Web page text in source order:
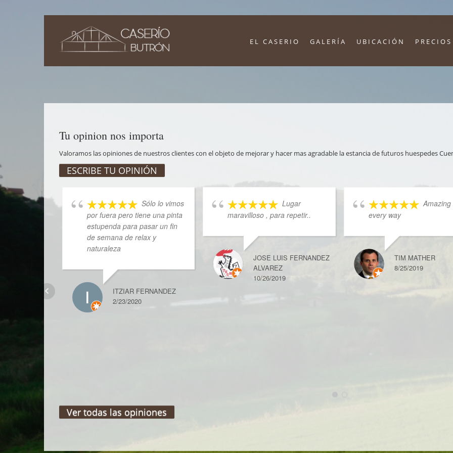
EL CASERIO GALERÍA UBICACIÓN PRECIOS
Tu opinion nos importa
Valoramos las opiniones de nuestros clientes con el objeto de mejorar y hacer mas agradable la estancia de futuros huespedes
ESCRIBE TU OPINIÓN
Sólo lo vimos
por fuera pero tiene una pinta
estupenda para pasar un fin
de semana de relax y
naturaleza
ITZIAR FERNANDEZ
2/23/2020
Lugar
maravilloso , para repetir..
JOSE LUIS FERNANDEZ
ALVAREZ
10/26/2019
Amazing
every way
TIM MATHER
8/25/2019
Ver todas las opiniones